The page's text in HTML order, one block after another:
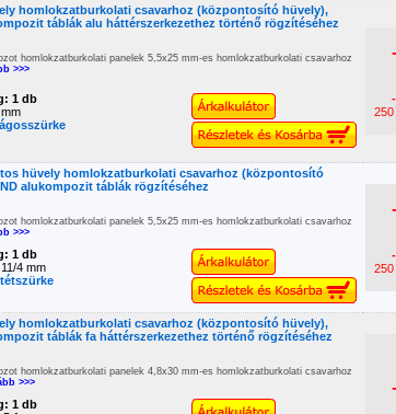
homlokzatburkolati csavarhoz (központosító hüvely),
táblák alu háttérszerkezethez történő rögzítéséhez
homlokzatburkolati panelek 5,5x25 mm-es homlokzatburkolati csavarhoz
>>>
250
1 db
hüvely homlokzatburkolati csavarhoz (központosító
alukompozit táblák rögzítéséhez
homlokzatburkolati panelek 5,5x25 mm-es homlokzatburkolati csavarhoz
>>>
250
1 db
4 mm
homlokzatburkolati csavarhoz (központosító hüvely),
táblák fa háttérszerkezethez történő rögzítéséhez
homlokzatburkolati panelek 4,8x30 mm-es homlokzatburkolati csavarhoz
>>>
1 db